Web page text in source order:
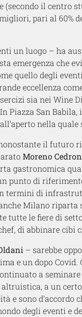
il centro
pari al 60%
un luogo – ha
emergenza che
quello degli
eccellenza
sia nei Wine
Piazza San
nella
il futuro
Moreno
gastronomica
punto di
termini di
Milano riparta
tutte le fiere di
di abbinare cibi
– sarebbe
e un dopo
a
a un
e sono d’accordo
degli eventi e